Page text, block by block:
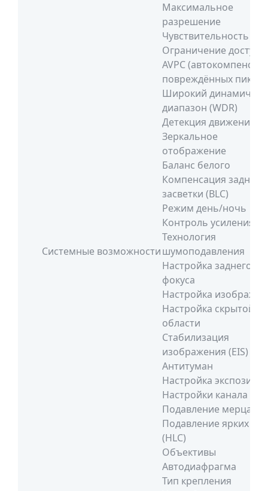
Максимальное
разрешение
Чувствительность
Ограничение доступа
Системные возможности
AVPC
повреждённых
Широкий
диапазон (WDR)
Детекция движения
Зеркальное
отображение
Баланс белого
Компенсация задней
засветки (BLC)
Режим день/ночь
Контроль усиления
Технология
шумоподавления
Настройка заднего
фокуса
Настройка
Настройка скрытой
области
Стабилизация
изображения (EIS)
Антитуман
Настройка
Настройки канала
Подавление
Подавление ярких
(HLC)
Объективы
Автодиафрагма
Тип крепления